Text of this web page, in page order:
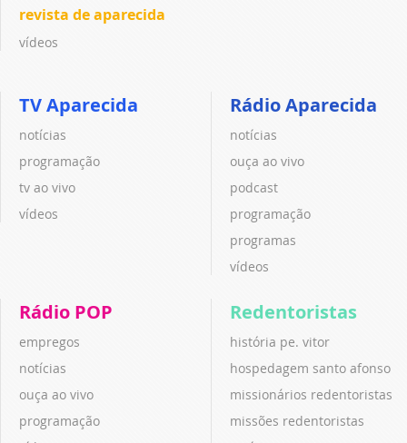
revista de aparecida
vídeos
TV Aparecida
notícias
programação
tv ao vivo
vídeos
Rádio Aparecida
notícias
ouça ao vivo
podcast
programação
programas
vídeos
Rádio POP
empregos
notícias
ouça ao vivo
programação
Redentoristas
história pe. vitor
hospedagem santo afonso
missionários redentoristas
missões redentoristas